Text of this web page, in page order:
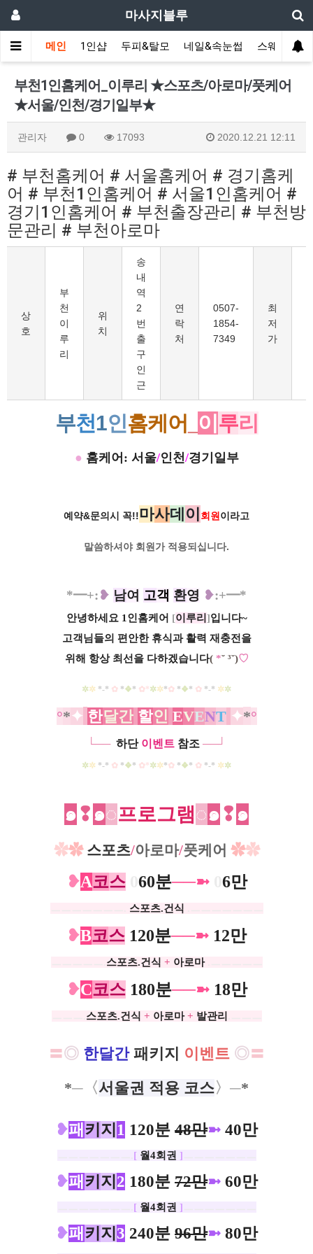
마사지블루
메인 1인샵 두피&탈모 네일&속눈썹 스웨디시(
부천1인홈케어_이루리 ★스포츠/아로마/풋케어
★서울/인천/경기일부★
관리자 0 17093 2020.12.21 12:11
# 부천홈케어 # 서울홈케어 # 경기홈케
어 # 부천1인홈케어 # 서울1인홈케어 #
경기1인홈케어 # 부천출장관리 # 부천방
문관리 # 부천아로마
상
호
부
천
이
루
리
위
치
송
내
역
2
번
출
구
인
근
연
락
처
0507-
1854-
7349
최
저
가
부천1인홈케어 이 루리
● 홈케어: 서울/인천/경기일부
예약&문의시 꼭!!마사데 이 회원 이라고
말씀하셔야 회원가 적용되십니다.
*━+:❥ 남여 고객 환영 ❥:+━*
안녕하세요 1인홈케어 [이루리 ]입니다~
고객님들의 편안한 휴식과 활력 재충전을
위해 항상 최선을 다하겠습니다( *˘ ³˘)♡
✲✲ *-* ✿ ​*❖* ✿​*✲✲*✿ ​*❖* ✿ ​ *-* ✲✲
°*✦ 한달간 할인 EVENT ✦*°
└── 하단 이벤트 참조 ──┘
✲✲ *-* ✿ ​*❖* ✿​*✲✲*✿ ​*❖* ✿ ​ *-* ✲✲
๑❢๑◌프로그램◌๑❢๑
✿✿ 스포츠/아로마/풋케어 ✿✿
❥A코스 60분──➼ 6만
스포츠.건식
❥B코스 120분──➼ 12만
스포츠.건식 + 아로마.ㅡㅡㅡㅡㅡ
❥C코스180분──➼18만
스포츠.건식 + 아로마+ 발관리
〓◎ 한달간패키지 이벤트 ◎〓
*─ 〈서울권 적용 코스〉 ─*
❥패 키 지 1 120분 48만➼ 40만
[월4회권 ]
❥패 키 지 2 180분 72만➼ 60만
[월4회권 ]
❥패 키 지 3 240분 96만➼ 80만